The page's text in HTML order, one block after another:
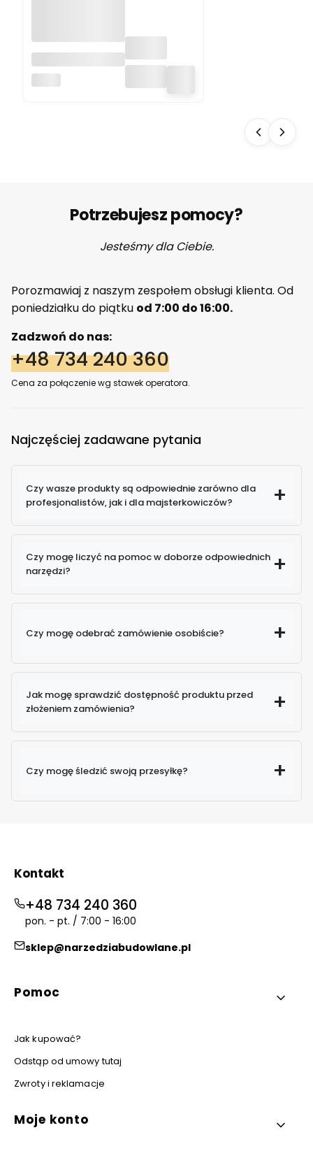
malarski 25 cm
Ceramik Wałek
Potrzebujesz pomocy?
Jesteśmy dla Ciebie.
Porozmawiaj z naszym zespołem obsługi klienta. Od
poniedziałku do piątku od 7:00 do 16:00.
Zadzwoń do nas:
+48 734 240 360
Cena za połączenie wg stawek operatora.
Najczęściej zadawane pytania
Czy wasze produkty są odpowiednie zarówno dla
profesjonalistów, jak i dla majsterkowiczów?
Czy mogę liczyć na pomoc w doborze odpowiednich
narzędzi?
Czy mogę odebrać zamówienie osobiście?
Jak mogę sprawdzić dostępność produktu przed
złożeniem zamówienia?
Czy mogę śledzić swoją przesyłkę?
zapakowania aż po dostarczenie.
Kontakt
+48 734 240 360
pon. - pt. / 7:00 - 16:00
sklep@narzedziabudowlane.pl
Linki w stopce
Pomoc
Jak kupować?
Odstąp od umowy tutaj
Zwroty i reklamacje
Moje konto